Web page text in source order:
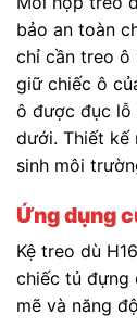
bảo an toàn
chỉ cần treo ô
giữ chiếc ô
ô được đục lỗ
dưới. Thiết kế
sinh môi
Ứng dụng
Kệ treo dù
chiếc tủ đựng
mẽ và năng